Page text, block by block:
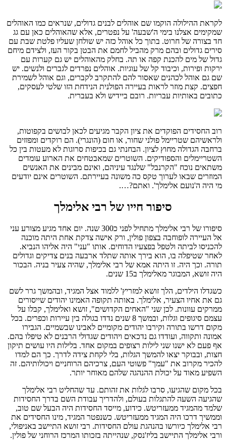
לקראת ההילולה הוקמו שם אוהלים לבנים גדולים, שנראים כמו האוהלים
שמקימים אצלנו בימי ה'שבעה' על נפטרים, אלא שהאוהלים כאן עם גג
חד בצורה של חרוט. בתוך כל אוהל כזה יש שולחן שעליו פלטת שבת עם
סירים גדולים ובהם מרק מהביל לחמם את הבטן בקור העז, ולצידם מיחם
גדול של מים להכנת קפה או תה. בחלק מהאוהלים יש גם קערות עם
ירקות ופירות, וכיבוד קל של עוגיות. אוהלים נפרדים לגברים ולנשים. יש
שם גם אוהל לכהנים שאסור להם להתקרב לקברים, וגם אוהל לשמירת
חפצים. קצת מוזר לראות בעיירה הפולנית הנידחת הזו שלטי לעסקים,
כתובים באותיות עבריות. רובם ביידיש ולא בעברית.
רוב החסידים הפוקדים את ציון הקבר מגיעים לכאן לבושים בקפוטות,
ולראשיהם שטריימל פולני שחור, או חום (הונגרי). הם רוקדים ומפזזים
ברחבה הגדולה מחוץ לציון. הבחנתי גם בכיפות סרוגות לא מעטות בין כל
השטריימלים והספודיקים. השוטרים שמאבטחים את הארוע עומדים
משתאים נוכח "הקרנבל" שלנגד עיניהם, ואינם מבינים את האנשים
המוזרים שבאו לערוך טקס כה משונה בעיירתם. השוטרים אינם יודעים
מי היה ה'נועם אלימלך'. ואתם?….
סיפור חייו של רבי אלימלך
סיפורו של רבי אלימלך מתחיל לפני כ300 שנה. יום אחד מגיע מצורע עני
אל העיירה לופוחבה בצפון פולין, ורק אישה צדקת אחת היתה מוכנה
להכניסו לביתה ולטפל בפצעיו הדוחים. אותו "עני" היה אליהו הנביא.
לאחר שטיפלה בו, הוא בירך אותה שתלד ארבעה בנים צדיקים וגדולים
תורה. וכך היה. זו היתה אמא של רבי אלימלך, שהיה צעיר בניה. הבכור
היה זושא, המבוגר מאלימלך ב15 שנים.
כשגדלו הילדים, הלך זושא למזריץ' ללמוד אצל המגיד, ובהמשך גרר לשם
גם את אחיו הצעיר, אלימלך. באותה תקופה האמינו יהודים שייסורים
ממרקים עוונות. לכן שני "האחים הקדושים", זושא ואלימלך, קבלו על
עצמם סיגופים וגלות, ובמשך 8 שנים נדדו בגולה בין עיירות וכפרים. בכל
מקום דרשו בתורה וקירבו יהודים מקומיים לאבינו שבשמיים. הגבירו
אמונה ותקווה, ועודדו גם נדכאים ויהודים שגדולי הרבנים לא טיפלו בהם.
אף פעם לא ישנו שני לילות רצופים במקום אחד. בלילות היו עושים תיקון
חצות, ובבוקר יצאו להמשך הגלות, בלי לקחת צידה לדרך. כך הם למדו
להכיר מקרוב את "עמך" פשוטי העם, צרכיהם הרוחניים ויכולותיהם. זה
השפיע מאוד על יכולת ההנהגה שלהם מאוחר יותר.
בכל מקום שהגיעו, סרבו לגלות את זהותם. עד שהחליט רבי אלימלך
שהגיעה השעה להתגלות בעולם, ולהדריך עבודת השם בדרך החסידות
שלמד מהמגיד ממעזריטש. כידוע, מייסד החסידות היה הבעל שם טוב,
וממשיך דרכו היה המגיד ממעזריטש. כשנפטר המגיד, מינו החסידים את
רבי אלימלך כיורשו בהנהגת עולם החסידות. רבי זושא התיישב באניפולי,
ורבי אלימלך התיישב בליז'נסק, שנהייתה בזכותו המרכז הרוחני של פולין.